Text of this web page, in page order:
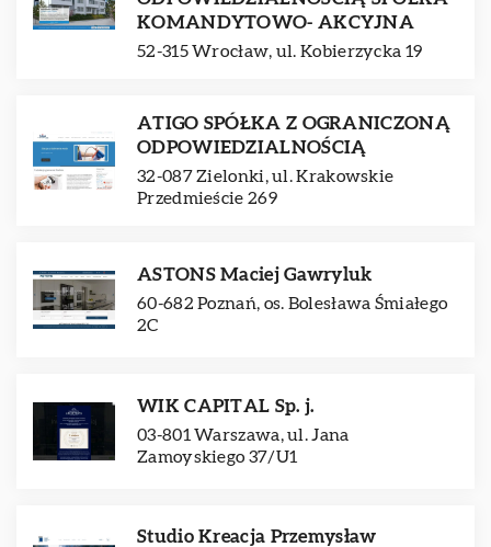
KOMANDYTOWO- AKCYJNA
52-315 Wrocław, ul. Kobierzycka 19
ATIGO SPÓŁKA Z OGRANICZONĄ
ODPOWIEDZIALNOŚCIĄ
32-087 Zielonki, ul. Krakowskie
Przedmieście 269
ASTONS Maciej Gawryluk
60-682 Poznań, os. Bolesława Śmiałego
2C
WIK CAPITAL Sp. j.
03-801 Warszawa, ul. Jana
Zamoyskiego 37/U1
Studio Kreacja Przemysław